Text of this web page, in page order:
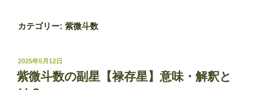
カテゴリー: 紫微斗数
投
稿
日:
2025年5月12日
紫微斗数の副星【禄存星】意味・解釈と